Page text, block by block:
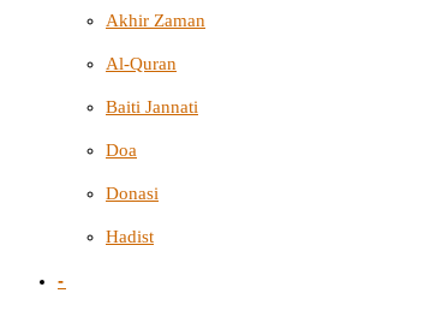
Akhir Zaman
Al-Quran
Baiti Jannati
Doa
Donasi
Hadist
-